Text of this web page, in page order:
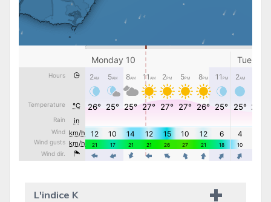
L'indice K